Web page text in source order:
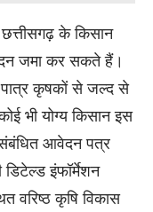
के किसान
जमा कर सकते हैं।
पात्र कृषकों से जल्द से
भी योग्य किसान इस
आवेदन पत्र
इंफॉर्मेशन
वरिष्ठ कृषि विकास